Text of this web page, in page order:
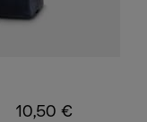
10,50 €